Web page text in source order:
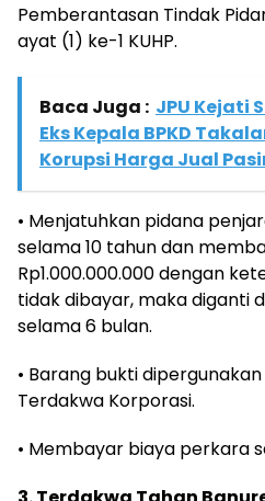
Pemberantasan Tindak
ayat (1) ke-1 KUHP.
Baca Juga : JPU Kejati
Eks Kepala BPKD
Korupsi Harga Jual
• Menjatuhkan pidana
selama 10 tahun dan
Rp1.000.000.000 dengan
tidak dibayar, maka diganti
selama 6 bulan.
• Barang bukti
Terdakwa Korporasi.
• Membayar biaya perkara